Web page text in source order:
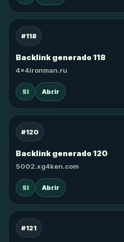
#118
Backlink generado 118
4x4ironman.ru
SI Abrir
#120
Backlink generado 120
5002.xg4ken.com
SI Abrir
#121